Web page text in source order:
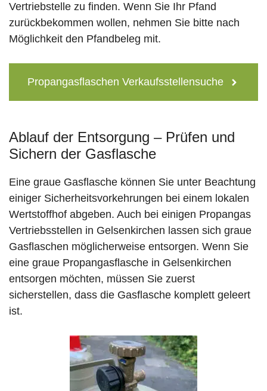
Vertriebstelle zu finden. Wenn Sie Ihr Pfand
zurückbekommen wollen, nehmen Sie bitte nach
Möglichkeit den Pfandbeleg mit.
Propangasflaschen Verkaufsstellensuche
Ablauf der Entsorgung – Prüfen und
Sichern der Gasflasche
Eine graue Gasflasche können Sie unter Beachtung
einiger Sicherheitsvorkehrungen bei einem lokalen
Wertstoffhof abgeben. Auch bei einigen Propangas
Vertriebsstellen in Gelsenkirchen lassen sich graue
Gasflaschen möglicherweise entsorgen. Wenn Sie
eine graue Propangasflasche in Gelsenkirchen
entsorgen möchten, müssen Sie zuerst
sicherstellen, dass die Gasflasche komplett geleert
ist.